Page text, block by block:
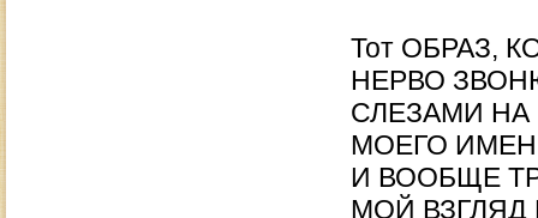
Тот ОБРАЗ,
НЕРВО
СЛЕЗАМИ НА
МОЕГО
И ВООБЩЕ
МОЙ ВЗГЛЯД